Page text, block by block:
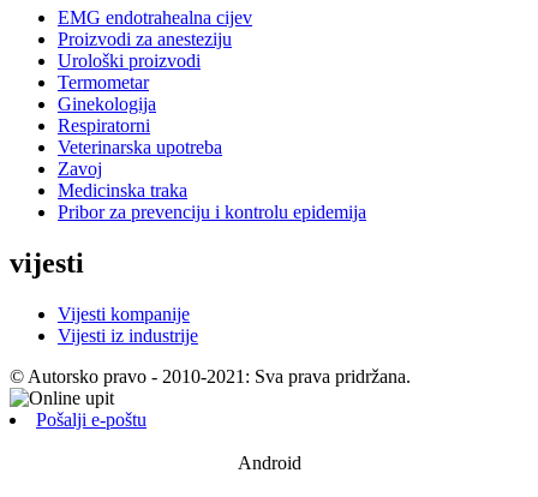
EMG endotrahealna cijev
Proizvodi za anesteziju
Urološki proizvodi
Termometar
Ginekologija
Respiratorni
Veterinarska upotreba
Zavoj
Medicinska traka
Pribor za prevenciju i kontrolu epidemija
vijesti
Vijesti kompanije
Vijesti iz industrije
© Autorsko pravo - 2010-2021: Sva prava pridržana.
Pošalji e-poštu
Android